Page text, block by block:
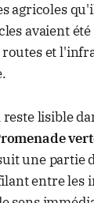
agricoles
avaient
routes et
lisible
une partie
entre les